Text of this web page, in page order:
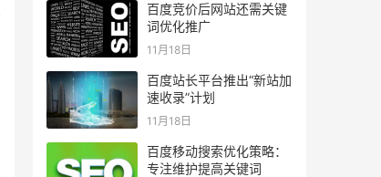
百度竞价后网站还需关键
词优化推广
11月18日
百度站长平台推出“新站加
速收录”计划
11月18日
百度移动搜索优化策略：
专注维护提高关键词